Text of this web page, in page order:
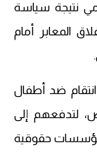
نتيجة سياسة
المعابر أمام
ضد أطفال
لتدفعهم إلى
مؤسسات حقوقية